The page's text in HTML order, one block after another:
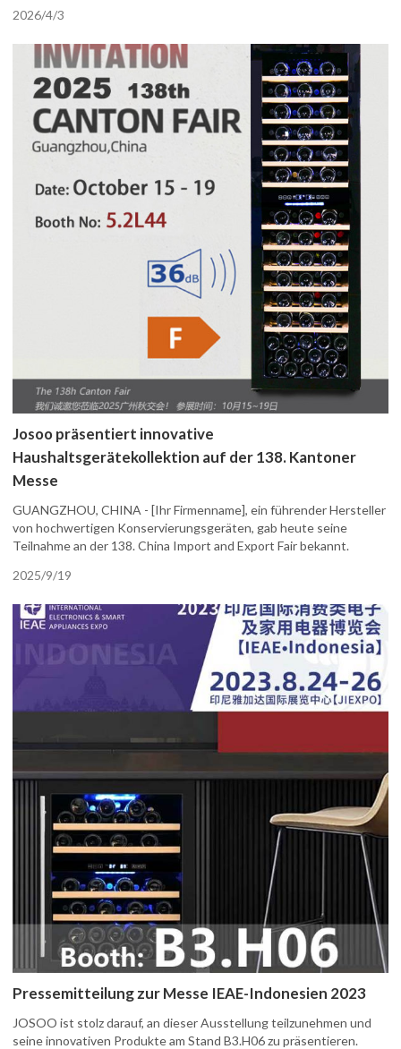
2026/4/3
Josoo präsentiert innovative
Haushaltsgerätekollektion auf der 138. Kantoner
Messe
GUANGZHOU, CHINA - [Ihr Firmenname], ein führender Hersteller
von hochwertigen Konservierungsgeräten, gab heute seine
Teilnahme an der 138. China Import and Export Fair bekannt.
2025/9/19
Pressemitteilung zur Messe IEAE-Indonesien 2023
JOSOO ist stolz darauf, an dieser Ausstellung teilzunehmen und
seine innovativen Produkte am Stand B3.H06 zu präsentieren.